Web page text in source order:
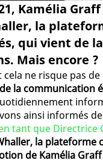
Kamélia
la
qui vient de
Mais encore ?
ne risque pas
la communication
ainsi informés
tant que Directrice
la plateforme
de Kamélia Graff